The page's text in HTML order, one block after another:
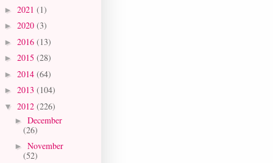
► 2021 (1)
► 2020 (3)
► 2016 (13)
► 2015 (28)
► 2014 (64)
► 2013 (104)
▼ 2012 (226)
► December
(26)
► November
(52)